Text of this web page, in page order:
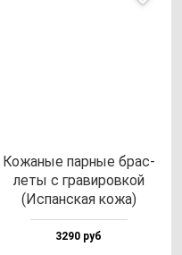
Кожа­ные пар­ные брас­
ле­ты с гра­ви­ров­кой
(Испан­ская ко­жа)
3290 руб